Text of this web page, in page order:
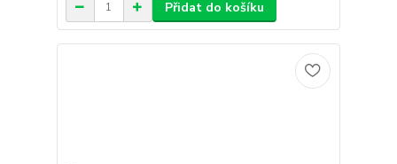
Přidat do košíku